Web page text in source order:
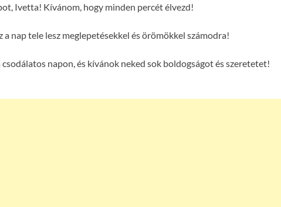
Ivetta! Kívánom, hogy minden percét élvezd!
a nap tele lesz meglepetésekkel és örömökkel számodra!
napon, és kívánok neked sok boldogságot és szeretetet!